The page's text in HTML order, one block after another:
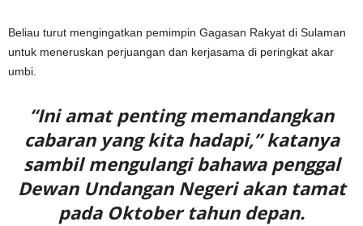
Beliau turut mengingatkan pemimpin Gagasan Rakyat di Sulaman
untuk meneruskan perjuangan dan kerjasama di peringkat akar
umbi.
“Ini amat penting memandangkan
cabaran yang kita hadapi,” katanya
sambil mengulangi bahawa penggal
Dewan Undangan Negeri akan tamat
pada Oktober tahun depan.